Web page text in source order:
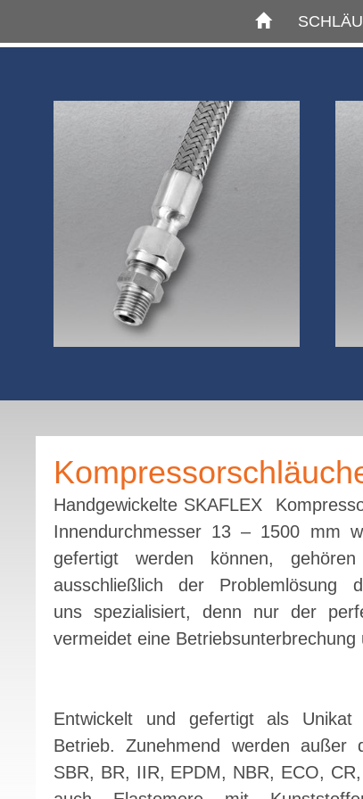
Handgewickelte SKAFLEX
Innendurchmesser 13 – 1500 mm
gefertigt werden können,
ausschließlich der Problemlösung
uns spezialisiert, denn nur der
vermeidet eine Betriebsunterbrechung
Entwickelt und gefertigt als
Betrieb. Zunehmend werden außer
SBR, BR, IIR, EPDM, NBR, ECO,